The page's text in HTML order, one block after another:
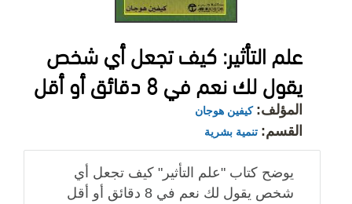
علم التأثير: كيف تجعل أي شخص
يقول لك نعم في 8 دقائق أو أقل
المؤلف: كيفين هوجان
القسم: تنمية بشرية
يوضح كتاب "علم التأثير" كيف تجعل أي
شخص يقول لك نعم في 8 دقائق أو أقل